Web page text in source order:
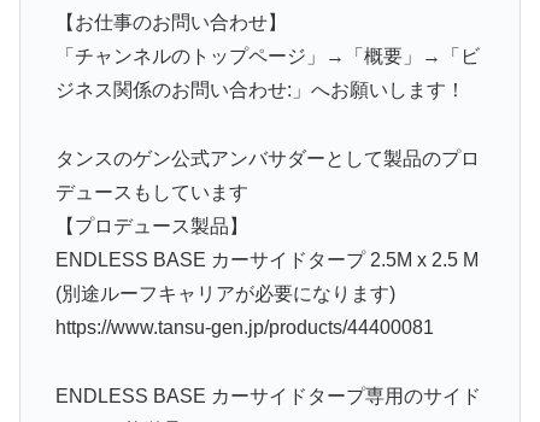
【お仕事のお問い合わせ】
「チャンネルのトップページ」→「概要」→「ビ
ジネス関係のお問い合わせ:」へお願いします！
タンスのゲン公式アンバサダーとして製品のプロ
デュースもしています
【プロデュース製品】
ENDLESS BASE カーサイドタープ 2.5M x 2.5 M
(別途ルーフキャリアが必要になります)
https://www.tansu-gen.jp/products/44400081
ENDLESS BASE カーサイドタープ専用のサイド